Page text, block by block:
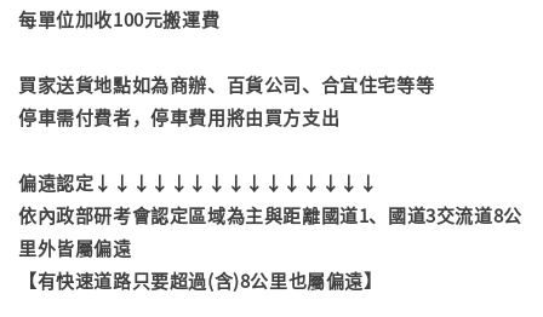
每單位加收100元搬運費
買家送貨地點如為商辦、百貨公司、合宜住宅等等
停車需付費者，停車費用將由買方支出
偏遠認定↓↓↓↓↓↓↓↓↓↓↓↓↓↓↓
依內政部研考會認定區域為主與距離國道1、國道3交流道8公
里外皆屬偏遠
【有快速道路只要超過(含)8公里也屬偏遠】